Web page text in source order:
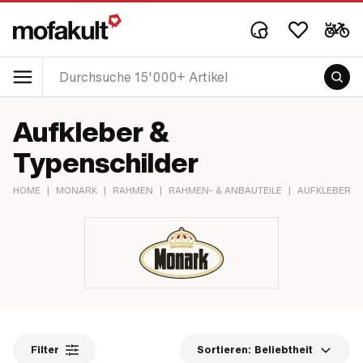
Aufkleber &
Typenschilder
HOME | MONARK | RAHMEN | RAHMEN- & ANBAUTEILE | AUFKLEBER &
Filter Sortieren: Beliebtheit